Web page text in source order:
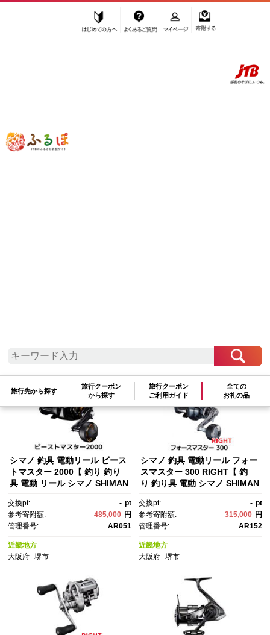
ふるぽ JTBのふるさと納税サイト
旅行先から探す
旅行クーポン
から探す
旅行クーポン
ご利用ガイド
全ての
お礼の品
高い順
人気ランキング順
シマノ 釣具 電動リール ビース
トマスター 2000【 釣り 釣り
具 電動 リール シマノ SHIMAN
ポーツ 魚 人気 おすすめ 大阪
府 堺市】
交換pt: - pt
参考寄附額:
485,000 円
管理番号:
AR051
近畿地方
大阪府
堺市
シマノ 釣具 電動リール フォー
スマスター 300 RIGHT【 釣
り 釣り具 電動 シマノ SHIMAN
ドア スポーツ 魚 人気 おすす
め 大阪府 堺市】
交換pt: - pt
参考寄附額:
315,000 円
管理番号:
AR152
近畿地方
大阪府 堺市